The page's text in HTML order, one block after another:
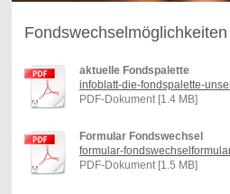
Fondswechselmöglichkeiten
aktuelle Fondspalette
infoblatt-die-fondspalette-
PDF-Dokument [1.4 MB]
Formular Fondswechsel
formular-
PDF-Dokument [1.5 MB]